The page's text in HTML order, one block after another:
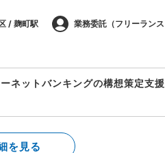
/ 麹町駅 業務委託（フリーランス
ネットバンキングの構想策定支
他社/AI等技術動向)を踏まえた
を見る